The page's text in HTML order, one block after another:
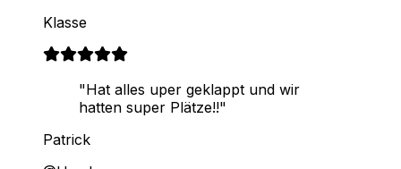
Klasse
"Hat alles uper geklappt und wir
hatten super Plätze!!"
Patrick